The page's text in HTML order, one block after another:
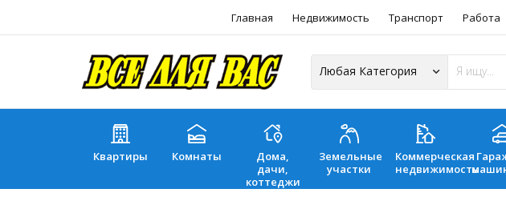
Главная Недвижимость Транспорт Работа
Квартиры Комнаты
Дома,
дачи,
коттеджи
Земельные
участки
Коммерческая
недвижимость